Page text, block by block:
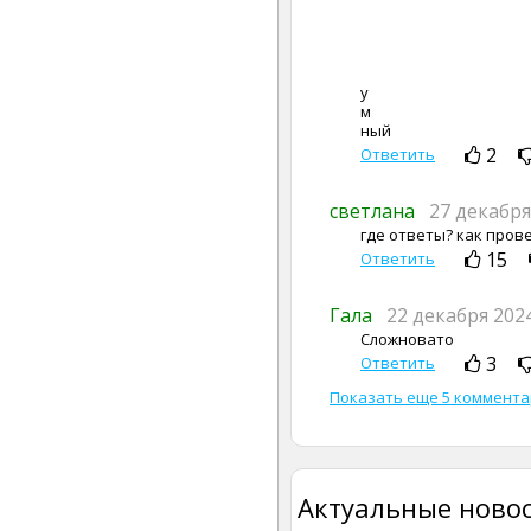
у
м
ный
Ответить
2
светлана 27
где ответы? как
Ответить
15
Гала 22 декабря
Сложновато
Ответить
3
Показать еще 5
Актуальные